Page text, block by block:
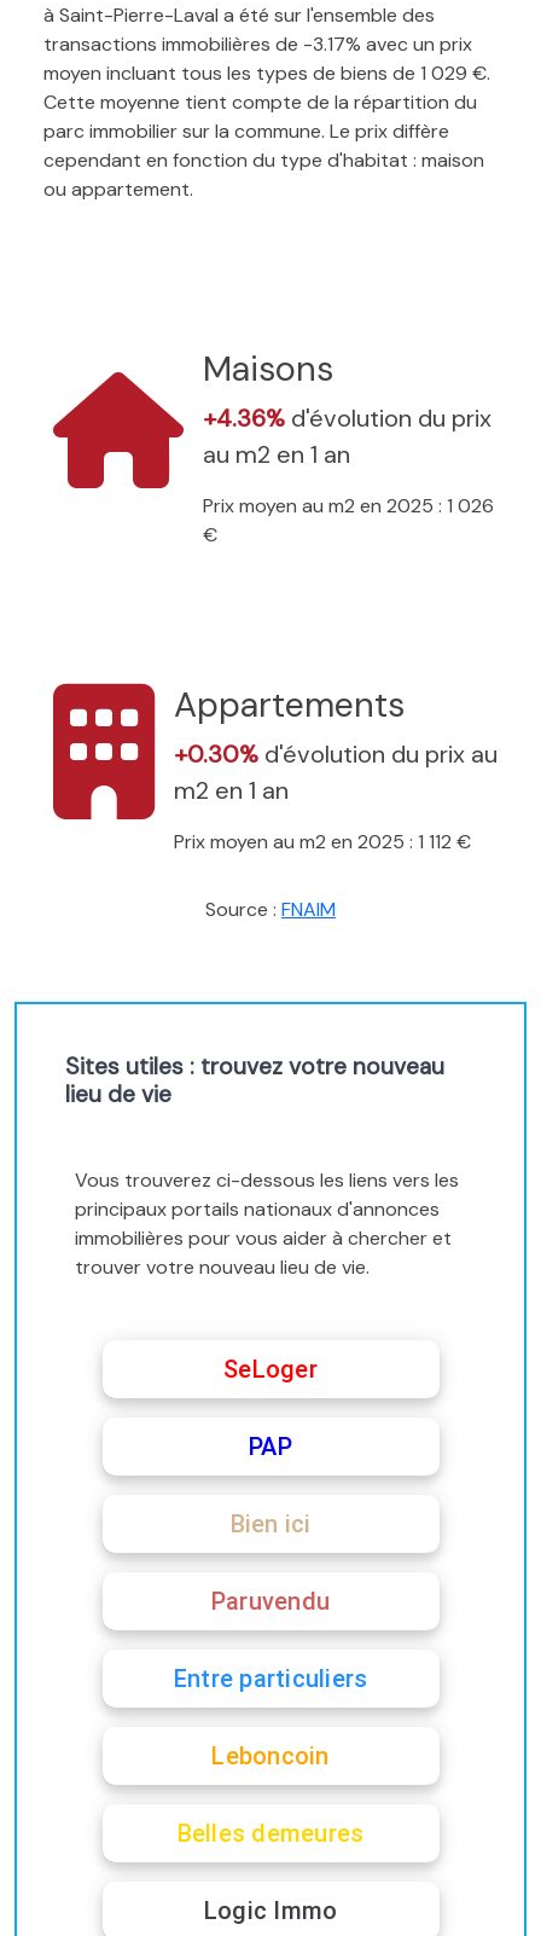
à Saint-Pierre-Laval a été sur l'ensemble des
transactions immobilières de -3.17% avec un prix
moyen incluant tous les types de biens de 1 029 €.
Cette moyenne tient compte de la répartition du
parc immobilier sur la commune. Le prix diffère
cependant en fonction du type d'habitat : maison
ou appartement.
Maisons
+4.36% d'évolution du prix
au m2 en 1 an
Prix moyen au m2 en 2025 : 1 026
€
Appartements
+0.30% d'évolution du prix au
m2 en 1 an
Prix moyen au m2 en 2025 : 1 112 €
Source : FNAIM
Sites utiles : trouvez votre nouveau
lieu de vie
Vous trouverez ci-dessous les liens vers les
principaux portails nationaux d'annonces
immobilières pour vous aider à chercher et
trouver votre nouveau lieu de vie.
SeLoger
PAP
Bien ici
Paruvendu
Entre particuliers
Leboncoin
Belles demeures
Logic Immo